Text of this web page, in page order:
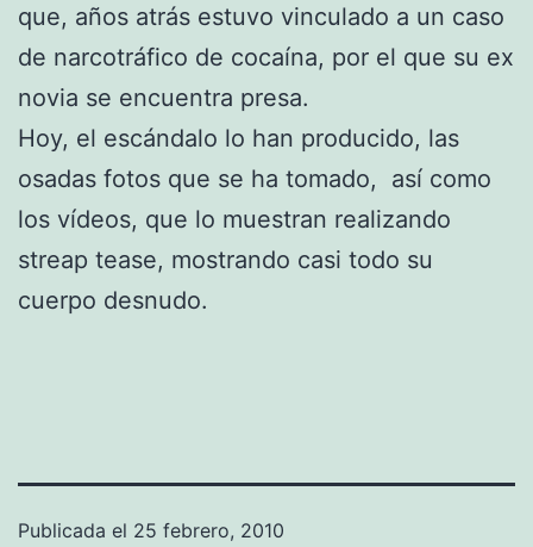
que, años atrás estuvo vinculado a un caso
de narcotráfico de cocaína, por el que su ex
novia se encuentra presa.
Hoy, el escándalo lo han producido, las
osadas fotos que se ha tomado, así como
los vídeos, que lo muestran realizando
streap tease, mostrando casi todo su
cuerpo desnudo.
Publicada el 25 febrero, 2010